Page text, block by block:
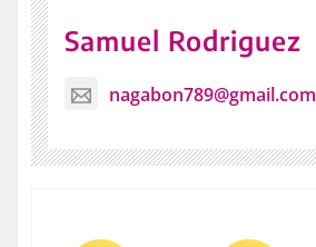
Samuel Rodriguez
nagabon789@gmail.com